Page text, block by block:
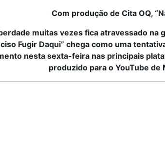
Com produção de Cita OQ,
muitas vezes fica atravessado
Fugir Daqui” chega como uma
nesta sexta-feira nas principais
produzido para o YouTube